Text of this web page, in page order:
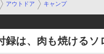
アウトドア キャンプ
録は、肉も焼ける